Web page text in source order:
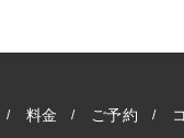
料金 ご予約